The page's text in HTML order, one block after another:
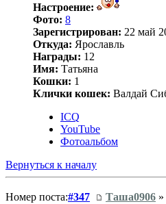
Настроение:
Фото: 8
Зарегистрирован: 22 май
Откуда: Ярославль
Награды: 12
Имя: Татьяна
Кошки: 1
Клички кошек: Валдай
ICQ
YouTube
Фотоальбом
Вернуться к началу
Номер поста:#347 Таша0906